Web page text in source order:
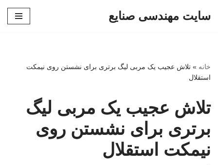
سایت مهندسی صنایع
خانه » تلاش عجیب یک مربی لیگ برتری برای نشستن روی نیمکت
استقلال
تلاش عجیب یک مربی لیگ
برتری برای نشستن روی
نیمکت استقلال